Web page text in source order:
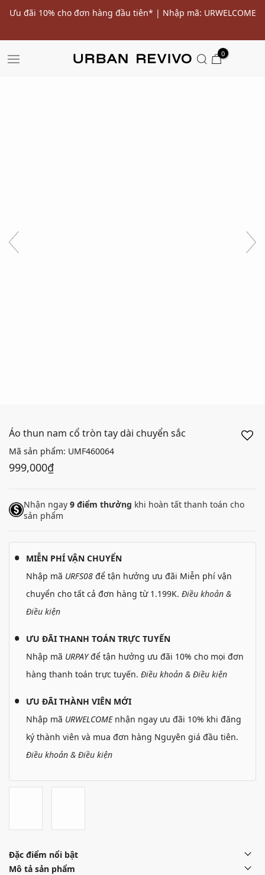
Ưu đãi 10% cho đơn hàng đầu tiên* | Nhập mã: URWELCOME
0
Áo thun nam cổ tròn tay dài chuyển sắc
Mã sản phẩm: UMF460064
999,000₫
Nhận ngay 9 điểm thưởng khi hoàn tất thanh toán cho
sản phẩm
MIỄN PHÍ VẬN CHUYỂN
Nhập mã URFS08 để tận hưởng ưu đãi Miễn phí vận
chuyển cho tất cả đơn hàng từ 1.199K. Điều khoản &
Điều kiện
ƯU ĐÃI THANH TOÁN TRỰC TUYẾN
Nhập mã URPAYđể tận hưởng ưu đãi 10% cho mọi đơn
hàng thanh toán trực tuyến. Điều khoản & Điều kiện
ƯU ĐÃI THÀNH VIÊN MỚI
Nhập mã URWELCOMEnhận ngay ưu đãi 10% khi đăng
ký thành viên và mua đơn hàng Nguyên giá đầu tiên.
Điều khoản & Điều kiện
Đặc điểm nổi bật
Mô tả sản phẩm
SALE